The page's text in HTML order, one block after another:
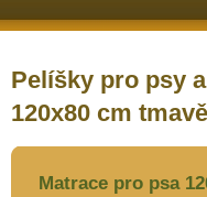
Pelíšky pro psy
120x80 cm
Matrace pro psa